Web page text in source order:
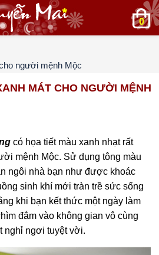
0
người mệnh Mộc
MÁT CHO NGƯỜI MỆNH
có họa tiết màu xanh nhạt rất
mệnh Mộc. Sử dụng tông màu
ngôi nhà bạn như được khoác
sinh khí mới tràn trề sức sống
khi bạn kết thức một ngày làm
đắm vào không gian vô cùng
nghỉ ngơi tuyệt vời.